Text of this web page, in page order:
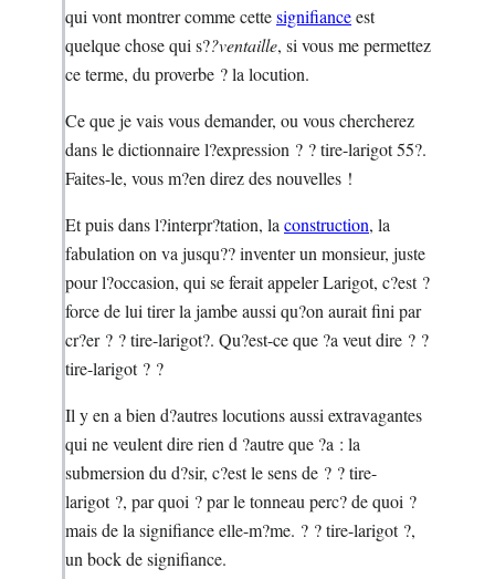
qui vont montrer comme cettesignifianceest
quelque chose qui s??ventaille, si vous me permettez
ce terme, du proverbe ? la locution.
Ce que je vais vous demander, ou vous chercherez
dans le dictionnaire l?expression ? ? tire-larigot 55?.
Faites-le, vous m?en direz des nouvelles !
Et puis dans l?interpr?tation, la construction, la
fabulation on va jusqu?? inventer un monsieur, juste
pour l?occasion, qui se ferait appeler Larigot, c?est ?
force de lui tirer la jambe aussi qu?on aurait fini par
cr?er ? ? tire-larigot?. Qu?est-ce que ?a veut dire ? ?
tire-larigot ? ?
Il y en a bien d?autres locutions aussi extravagantes
qui ne veulent dire rien d ?autre que ?a : la
submersion du d?sir, c?est le sens de ? ? tire-
larigot ?, par quoi ? par le tonneau perc? de quoi ?
mais de la signifiance elle-m?me. ? ? tire-larigot ?,
un bock de signifiance.